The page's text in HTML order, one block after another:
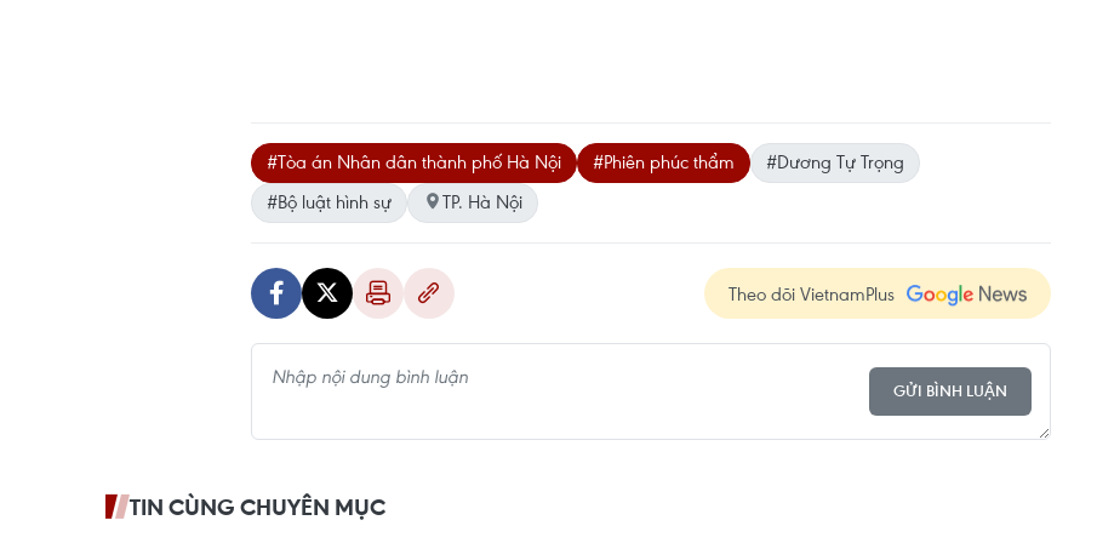
#Tòa án Nhân dân thành phố Hà Nội #Phiên phúc thẩm
#Dương Tự Trọng
#Bộ luật hình sự
TP. Hà Nội
Theo dõi VietnamPlus
GỬI BÌNH LUẬN
TIN CÙNG CHUYÊN MỤC